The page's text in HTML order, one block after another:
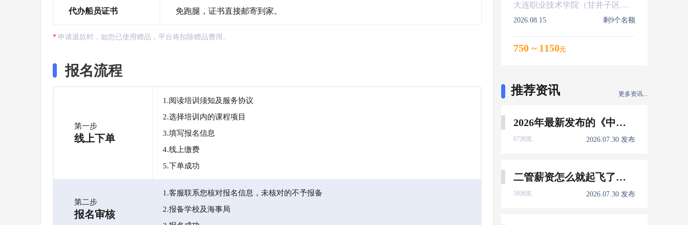
代办船员证书 免跑腿，证书直接邮寄到家。
申请退款时，如您已使用赠品，平台将扣除赠品费用。
报名流程
第一步
线上下单
1.阅读培训须知及服务协议
2.选择培训内的课程项目
3.填写报名信息
4.线上缴费
5.下单成功
第二步
报名审核
1.客服联系您核对报名信息，未核对的不予报备
2.报备学校及海事局
大连职业技术学院（甘井子区大连北站）
2026.08.15 剩9个名额
750 ~ 1150元
推荐资讯 更多资讯...
2026年最新发布的《中国船员发展报告》，暴露了哪些信息量？
67浏览 2026.07.30 发布
二管薪资怎么就起飞了，下一个会是谁？
58浏览 2026.07.30 发布